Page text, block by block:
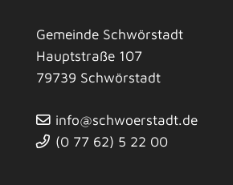
Gemeinde Schwörstadt
Hauptstraße 107
79739 Schwörstadt
info@schwoerstadt.de
(0 77 62) 5 22 00